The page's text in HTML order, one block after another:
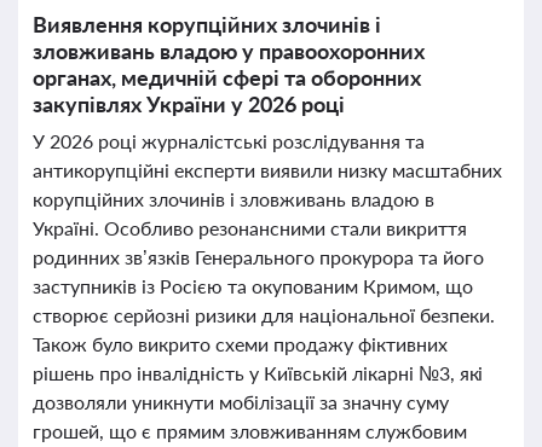
Виявлення корупційних злочинів і
зловживань владою у правоохоронних
органах, медичній сфері та оборонних
закупівлях України у 2026 році
У 2026 році журналістські розслідування та
антикорупційні експерти виявили низку масштабних
корупційних злочинів і зловживань владою в
Україні. Особливо резонансними стали викриття
родинних зв’язків Генерального прокурора та його
заступників із Росією та окупованим Кримом, що
створює серйозні ризики для національної безпеки.
Також було викрито схеми продажу фіктивних
рішень про інвалідність у Київській лікарні №3, які
дозволяли уникнути мобілізації за значну суму
грошей, що є прямим зловживанням службовим